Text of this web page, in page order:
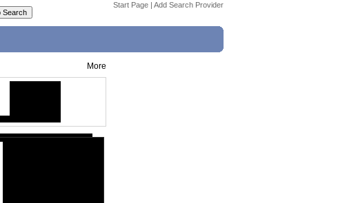
Start Page | Add Search Provider
More